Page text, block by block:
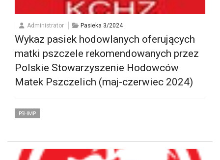
Administrator Pasieka 3/2024
Wykaz pasiek hodowlanych oferujących
matki pszczele rekomendowanych przez
Polskie Stowarzyszenie Hodowców
Matek Pszczelich (maj-czerwiec 2024)
PSHMP